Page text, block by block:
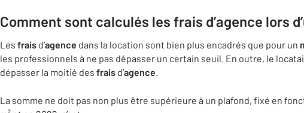
Comment sont calculés les frais d’agence lors
Les frais d’agence dans la location sont bien plus encadrés que pour un
les professionnels à ne pas dépasser un certain seuil. En outre, le
dépasser la moitié des frais d’agence
La somme ne doit pas non plus être supérieure à un plafond, fixé en